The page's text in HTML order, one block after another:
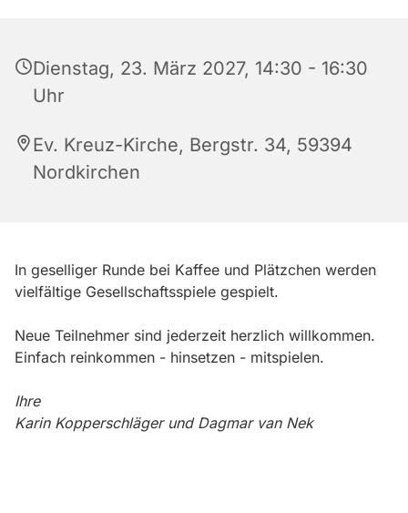
Dienstag, 23. März 2027, 14:30 - 16:30
Uhr
Ev. Kreuz-Kirche, Bergstr. 34, 59394
Nordkirchen
In geselliger Runde bei Kaffee und Plätzchen werden
vielfältige Gesellschaftsspiele gespielt.
Neue Teilnehmer sind jederzeit herzlich willkommen.
Einfach reinkommen - hinsetzen - mitspielen.
Ihre
Karin Kopperschläger und Dagmar van Nek